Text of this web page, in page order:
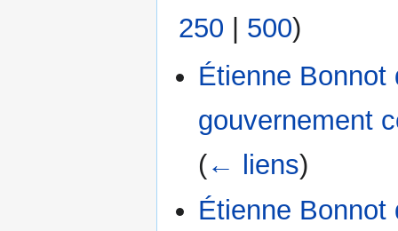
250 | 500)
Étienne Bonnot
gouvernement
(← liens)
Étienne Bonnot